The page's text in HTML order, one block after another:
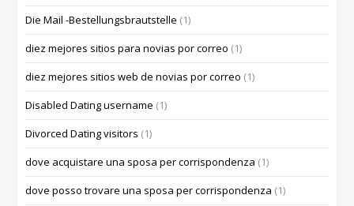
Die Mail -Bestellungsbrautstelle (1)
diez mejores sitios para novias por correo (1)
diez mejores sitios web de novias por correo (1)
Disabled Dating username (1)
Divorced Dating visitors (1)
dove acquistare una sposa per corrispondenza (1)
dove posso trovare una sposa per corrispondenza (1)